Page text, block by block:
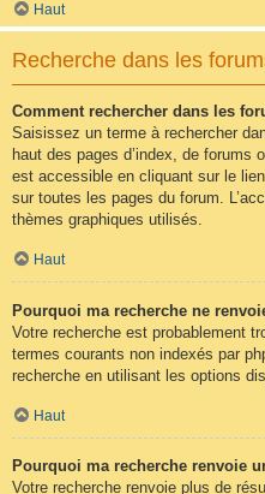
Haut
Recherche dans les
Comment rechercher dans les
Saisissez un terme à rechercher
haut des pages d’index, de forums
est accessible en cliquant sur le
sur toutes les pages du forum.
thèmes graphiques utilisés.
Haut
Pourquoi ma recherche ne
Votre recherche est probablement
termes courants non indexés par
recherche en utilisant les options
Haut
Pourquoi ma recherche renvoie
Votre recherche renvoie plus de